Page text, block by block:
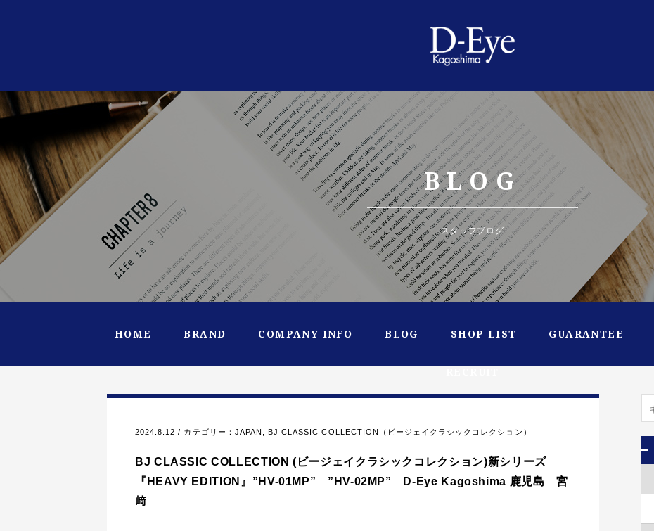
BLOG
スタッフブログ
HOME BRAND COMPANY INFO BLOG SHOP LIST GUARANTEE
2024.8.12 / カテゴリー： JAPAN ,BJ CLASSIC COLLECTION（ビージェイクラシックコレクション）
BJ CLASSIC COLLECTION (ビージェイクラシックコレクション)新シリーズ
『HEAVY EDITION』”HV-01MP” ”HV-02MP” D-Eye Kagoshima 鹿児島 宮
﨑